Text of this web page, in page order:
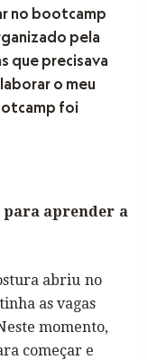
no bootcamp
pela
que precisava
o meu
foi
para aprender a
abriu no
as vagas
momento,
começar e